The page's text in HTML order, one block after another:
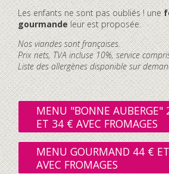
Les enfants ne sont pas oubliés ! une
gourmandeleur est proposée.
Nos viandes sont françaises.
Prix nets, TVA incluse 10%, service
Liste des allergènes disponible sur
MENU "BONNE AUBERGE"
ET 34 € AVEC FROMAGES
MENU GOURMAND 44 €
AVEC FROMAGES